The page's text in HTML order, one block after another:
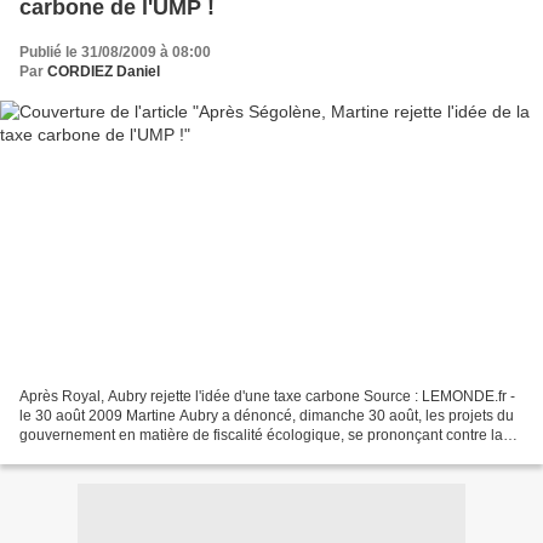
carbone de l'UMP !
Publié le 31/08/2009 à 08:00
Par CORDIEZ Daniel
Après Royal, Aubry rejette l'idée d'une taxe carbone Source : LEMONDE.fr -
le 30 août 2009 Martine Aubry a dénoncé, dimanche 30 août, les projets du
gouvernement en matière de fiscalité écologique, se prononçant contre la